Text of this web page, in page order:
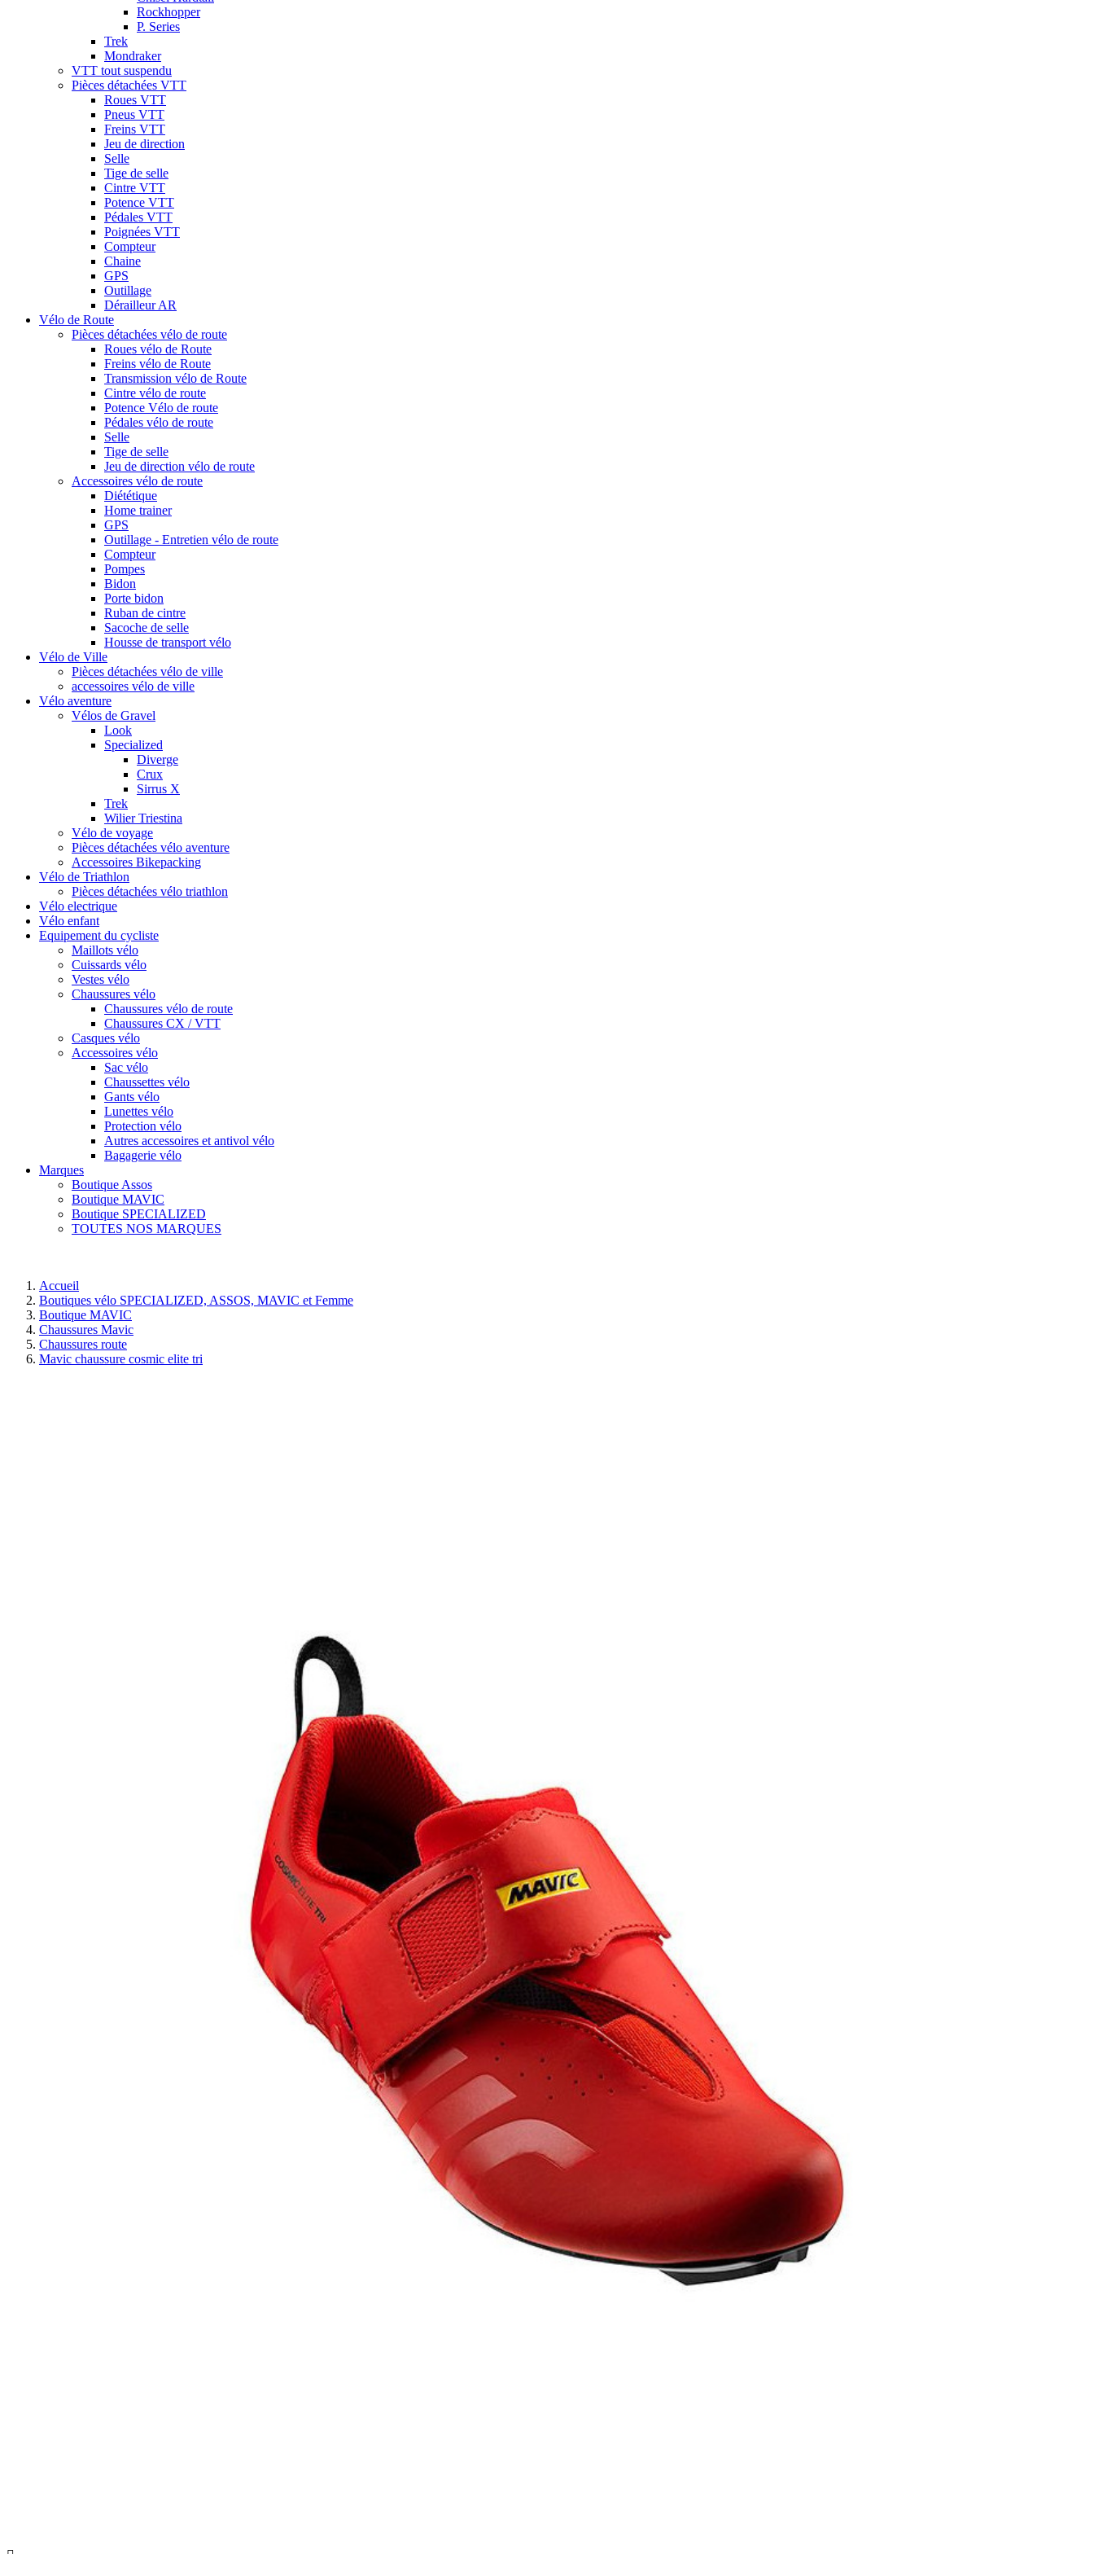
Rockhopper
P. Series
Trek
Mondraker
VTT tout suspendu
Pièces détachées VTT
Roues VTT
Pneus VTT
Freins VTT
Jeu de direction
Selle
Tige de selle
Cintre VTT
Potence VTT
Pédales VTT
Poignées VTT
Compteur
Chaine
GPS
Outillage
Dérailleur AR
Vélo de Route
Pièces détachées vélo de route
Roues vélo de Route
Freins vélo de Route
Transmission vélo de Route
Cintre vélo de route
Potence Vélo de route
Pédales vélo de route
Selle
Tige de selle
Jeu de direction vélo de route
Accessoires vélo de route
Diététique
Home trainer
GPS
Outillage - Entretien vélo de route
Compteur
Pompes
Bidon
Porte bidon
Ruban de cintre
Sacoche de selle
Housse de transport vélo
Vélo de Ville
Pièces détachées vélo de ville
accessoires vélo de ville
Vélo aventure
Vélos de Gravel
Look
Specialized
Diverge
Crux
Sirrus X
Trek
Wilier Triestina
Vélo de voyage
Pièces détachées vélo aventure
Accessoires Bikepacking
Vélo de Triathlon
Pièces détachées vélo triathlon
Vélo electrique
Vélo enfant
Equipement du cycliste
Maillots vélo
Cuissards vélo
Vestes vélo
Chaussures vélo
Chaussures vélo de route
Chaussures CX / VTT
Casques vélo
Accessoires vélo
Sac vélo
Chaussettes vélo
Gants vélo
Lunettes vélo
Protection vélo
Autres accessoires et antivol vélo
Bagagerie vélo
Marques
Boutique Assos
Boutique MAVIC
Boutique SPECIALIZED
TOUTES NOS MARQUES
Accueil
Boutiques vélo SPECIALIZED, ASSOS, MAVIC et Femme
Boutique MAVIC
Chaussures Mavic
Chaussures route
Mavic chaussure cosmic elite tri